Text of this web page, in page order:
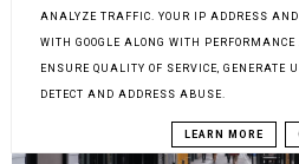
ANALYZE TRAFFIC. YOUR IP ADDRESS
WITH GOOGLE ALONG WITH
ENSURE QUALITY OF SERVICE, GENERATE
DETECT AND ADDRESS ABUSE.
LEARN MORE